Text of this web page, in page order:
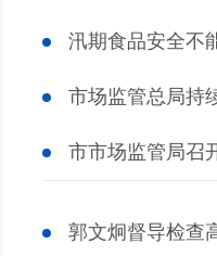
汛期食品安全不
市场监管总局持
市市场监管局召
郭文炯督导检查